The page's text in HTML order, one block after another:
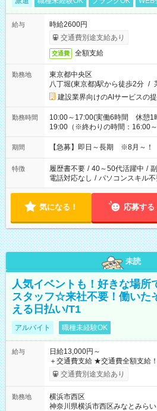
給与
時給2600円
交通費別途支給あり
交通費 全額支給
勤務地
東京都中央区
八丁堀(東京都)駅から徒歩2分 /
建設業界向けのAIサービスの
勤務時間
10:00～17:00(実働6時間 休憩1
19:00（※終わりの時間：16:00～
期間 【急募】即日～長期 ※8月～！
特徴 履歴書不要 / 40～50代活躍中 /
電話対応なし / パソコンスキル
気になる！ 応募する
未読
人気イベントも！好きな場所
スタッフ☆来社不要！働いた
える日払い/T1
アルバイト 職種未経験OK
給与
日給13,000円～
＋交通費支給 ★交通費全額支給！ ┗案件により規定あり ★日払
いOK！（規定あり） ┗働いたそ
ンビニATMから 日払い分を引き落とせます
交通費別途支給あり
勤務地
横浜市西区
神奈川県横浜市西区みなとみら